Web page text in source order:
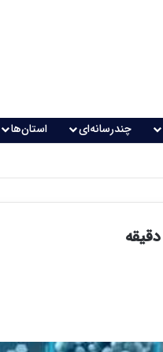
چندرسانه‌ای استان‌ها